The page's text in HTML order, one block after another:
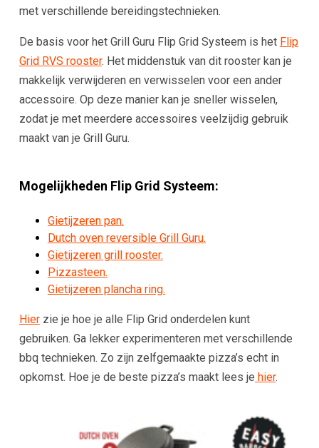
met verschillende bereidingstechnieken.
De basis voor het Grill Guru Flip Grid Systeem is het Flip
Grid RVS rooster. Het middenstuk van dit rooster kan je
makkelijk verwijderen en verwisselen voor een ander
accessoire. Op deze manier kan je sneller wisselen,
zodat je met meerdere accessoires veelzijdig gebruik
maakt van je Grill Guru.
Mogelijkheden Flip Grid Systeem:
Gietijzeren pan.
Dutch oven reversible Grill Guru.
Gietijzeren grill rooster.
Pizzasteen.
Gietijzeren plancha ring.
Hierzie je hoe je alle Flip Grid onderdelen kunt
gebruiken. Ga lekker experimenteren met verschillende
bbq technieken. Zo zijn zelfgemaakte pizza’s echt in
opkomst. Hoe je de beste pizza’s maakt lees je hier.